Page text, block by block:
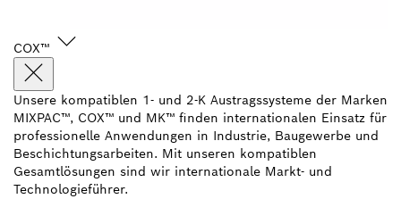
COX™
Unsere kompatiblen 1- und 2-K Austragssysteme der Marken
MIXPAC™, COX™ und MK™ finden internationalen Einsatz für
professionelle Anwendungen in Industrie, Baugewerbe und
Beschichtungsarbeiten. Mit unseren kompatiblen
Gesamtlösungen sind wir internationale Markt- und
Technologieführer.